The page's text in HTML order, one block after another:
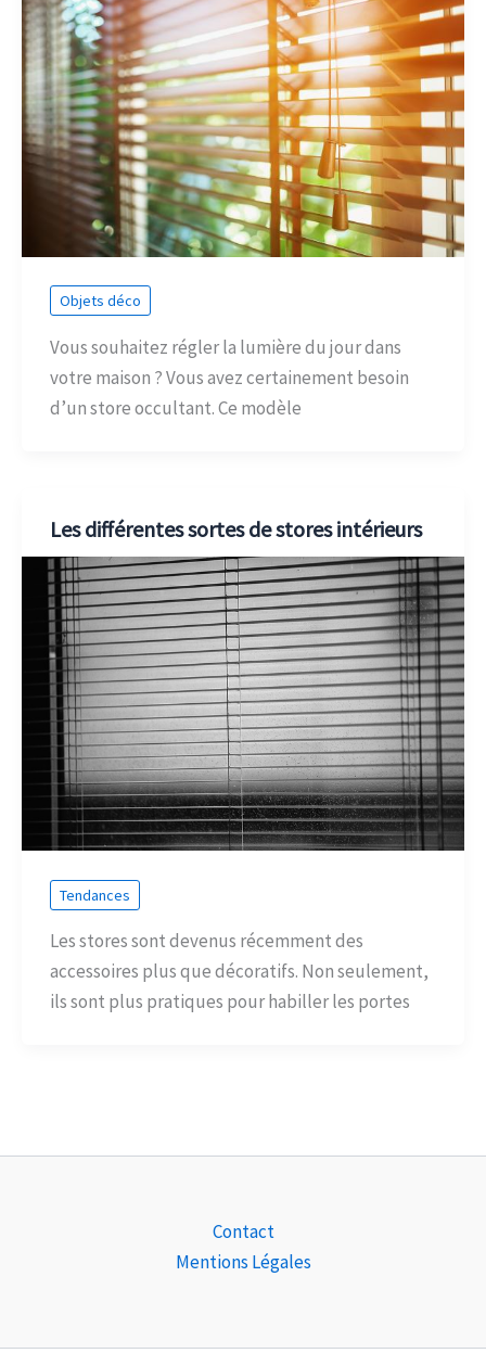
Objets déco
Vous souhaitez régler la lumière du jour dans
votre maison ? Vous avez certainement besoin
d’un store occultant. Ce modèle
Les différentes sortes de stores intérieurs
Tendances
Les stores sont devenus récemment des
accessoires plus que décoratifs. Non seulement,
ils sont plus pratiques pour habiller les portes
Contact
Mentions Légales